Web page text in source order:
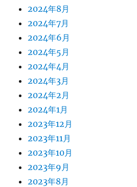
2024年8月
2024年7月
2024年6月
2024年5月
2024年4月
2024年3月
2024年2月
2024年1月
2023年12月
2023年11月
2023年10月
2023年9月
2023年8月